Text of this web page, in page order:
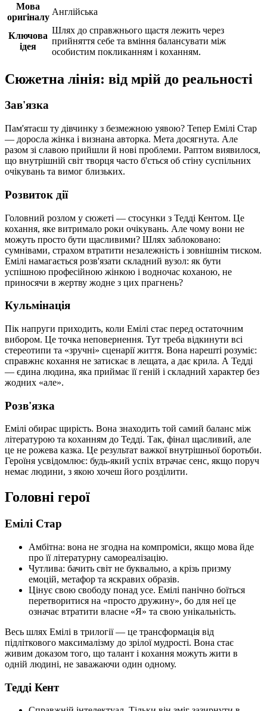
Мова
оригіналу
Англійська
Ключова
ідея
Шлях до справжнього щастя лежить через
прийняття себе та вміння балансувати між
особистим покликанням і коханням.
Сюжетна лінія: від мрій до реальності
Зав'язка
Пам'ятаєш ту дівчинку з безмежною уявою? Тепер Емілі Стар
— доросла жінка і визнана авторка. Мета досягнута. Але
разом зі славою прийшли й нові проблеми. Раптом виявилося,
що внутрішній світ творця часто б'ється об стіну суспільних
очікувань та вимог близьких.
Розвиток дії
Головний розлом у сюжеті — стосунки з Тедді Кентом. Це
кохання, яке витримало роки очікувань. Але чому вони не
можуть просто бути щасливими? Шлях заблоковано:
сумнівами, страхом втратити незалежність і зовнішнім тиском.
Емілі намагається розв'язати складний вузол: як бути
успішною професійною жінкою і водночас коханою, не
приносячи в жертву жодне з цих прагнень?
Кульмінація
Пік напруги приходить, коли Емілі стає перед остаточним
вибором. Це точка неповернення. Тут треба відкинути всі
стереотипи та «зручні» сценарії життя. Вона нарешті розуміє:
справжнє кохання не затискає в лещата, а дає крила. А Тедді
— єдина людина, яка приймає її геній і складний характер без
жодних «але».
Розв'язка
Емілі обирає щирість. Вона знаходить той самий баланс між
літературою та коханням до Тедді. Так, фінал щасливий, але
це не рожева казка. Це результат важкої внутрішньої боротьби.
Героїня усвідомлює: будь-який успіх втрачає сенс, якщо поруч
немає людини, з якою хочеш його розділити.
Головні герої
Емілі Стар
Амбітна: вона не згодна на компроміси, якщо мова йде
про її літературну самореалізацію.
Чутлива: бачить світ не буквально, а крізь призму
емоцій, метафор та яскравих образів.
Цінує свою свободу понад усе. Емілі панічно боїться
перетворитися на «просто дружину», бо для неї це
означає втратити власне «Я» та свою унікальність.
Весь шлях Емілі в трилогії — це трансформація від
підліткового максималізму до зрілої мудрості. Вона стає
живим доказом того, що талант і кохання можуть жити в
одній людині, не заважаючи один одному.
Тедді Кент